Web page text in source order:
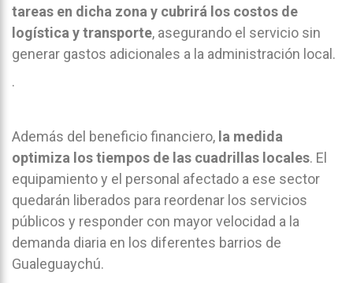
tareas en dicha zona y cubrirá los costos de
logística y transporte, asegurando el servicio sin
generar gastos adicionales a la administración local.
.
Además del beneficio financiero, la medida
optimiza los tiempos de las cuadrillas locales. El
equipamiento y el personal afectado a ese sector
quedarán liberados para reordenar los servicios
públicos y responder con mayor velocidad a la
demanda diaria en los diferentes barrios de
Gualeguaychú.